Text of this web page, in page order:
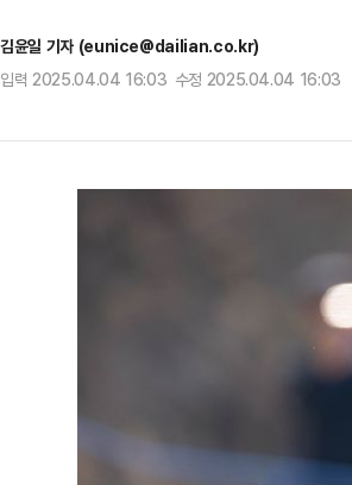
김윤일 기자 (eunice@dailian.co.kr)
입력 2025.04.04 16:03 수정 2025.04.04 16:03